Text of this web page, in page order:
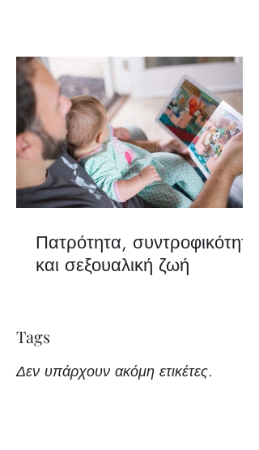
Πατρότητα, συντροφικότητα
και σεξουαλική ζωή
Tags
Δεν υπάρχουν ακόμη ετικέτες.